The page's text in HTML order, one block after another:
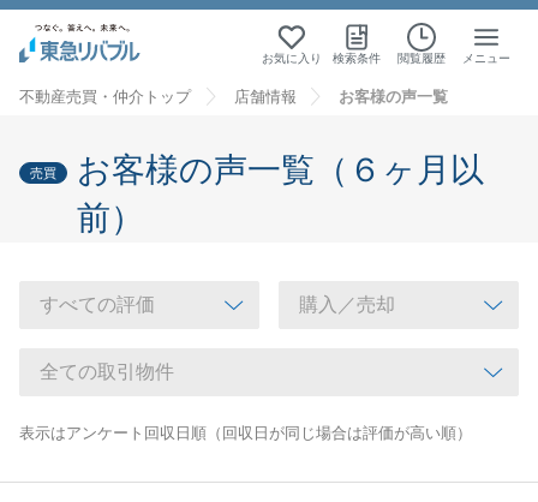
お気に入り 検索条件 閲覧履歴 メニュー
不動産売買・仲介トップ 店舗情報 お客様の声一覧
売買
お客様の声一覧（６ヶ月以
前）
表示はアンケート回収日順（回収日が同じ場合は評価が高い順）